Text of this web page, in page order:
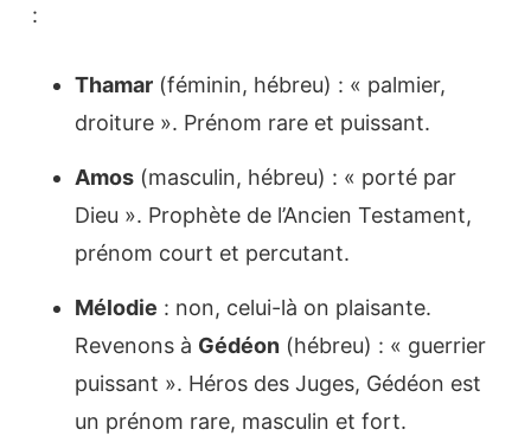
:
Thamar (féminin, hébreu) : « palmier,
droiture ». Prénom rare et puissant.
Amos (masculin, hébreu) : « porté par
Dieu ». Prophète de l’Ancien Testament,
prénom court et percutant.
Mélodie : non, celui-là on plaisante.
Revenons à Gédéon (hébreu) : « guerrier
puissant ». Héros des Juges, Gédéon est
un prénom rare, masculin et fort.